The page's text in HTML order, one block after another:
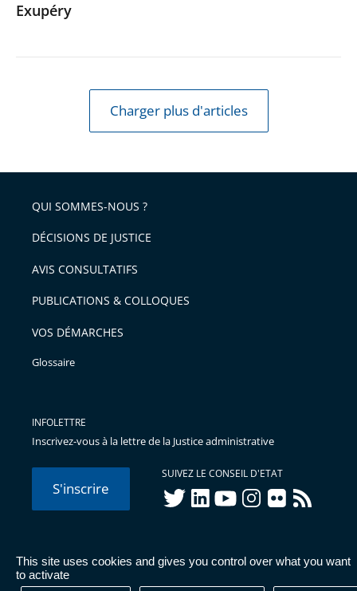
This site uses cookies and gives you control over what you want
to activate
Exupéry
Charger plus d'articles
QUI SOMMES-NOUS ?
DÉCISIONS DE JUSTICE
AVIS CONSULTATIFS
PUBLICATIONS & COLLOQUES
VOS DÉMARCHES
Glossaire
INFOLETTRE
Inscrivez-vous à la lettre de la Justice administrative
S'inscrire
SUIVEZ LE CONSEIL D'ETAT
twitterlinkedInyoutubeinstagram
flickr rss
© Conseil d'État 2026 - Mentions légales
Données
personnelles-Publications administratives-Accessibilité :